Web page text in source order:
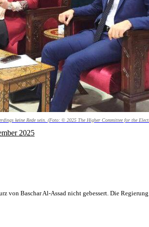
keine Rede sein. (Foto: © 2025 The Higher Committee for the
2025
von Baschar Al-Assad nicht gebessert. Die